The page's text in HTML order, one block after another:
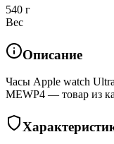
540 г
Вес
Описание
Часы Apple watch
MEWP4 — товар из